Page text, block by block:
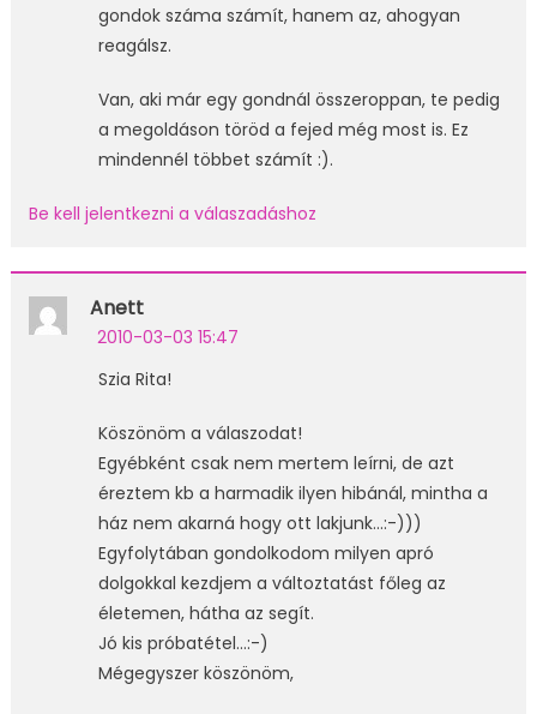
gondok száma számít, hanem az, ahogyan
reagálsz.
Van, aki már egy gondnál összeroppan, te pedig
a megoldáson töröd a fejed még most is. Ez
mindennél többet számít :).
Be kell jelentkezni a válaszadáshoz
Anett
2010-03-03 15:47
Szia Rita!
Köszönöm a válaszodat!
Egyébként csak nem mertem leírni, de azt
éreztem kb a harmadik ilyen hibánál, mintha a
ház nem akarná hogy ott lakjunk…:-)))
Egyfolytában gondolkodom milyen apró
dolgokkal kezdjem a változtatást főleg az
életemen, hátha az segít.
Jó kis próbatétel…:-)
Mégegyszer köszönöm,